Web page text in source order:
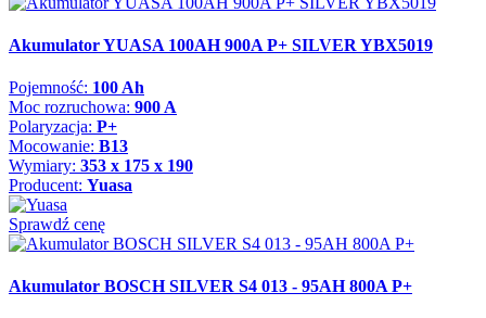
Akumulator YUASA 100AH 900A P+ SILVER YBX5019
Pojemność: 100 Ah
Moc rozruchowa: 900 A
Polaryzacja: P+
Mocowanie: B13
Wymiary: 353 x 175 x 190
Producent: Yuasa
Sprawdź cenę
Akumulator BOSCH SILVER S4 013 - 95AH 800A P+